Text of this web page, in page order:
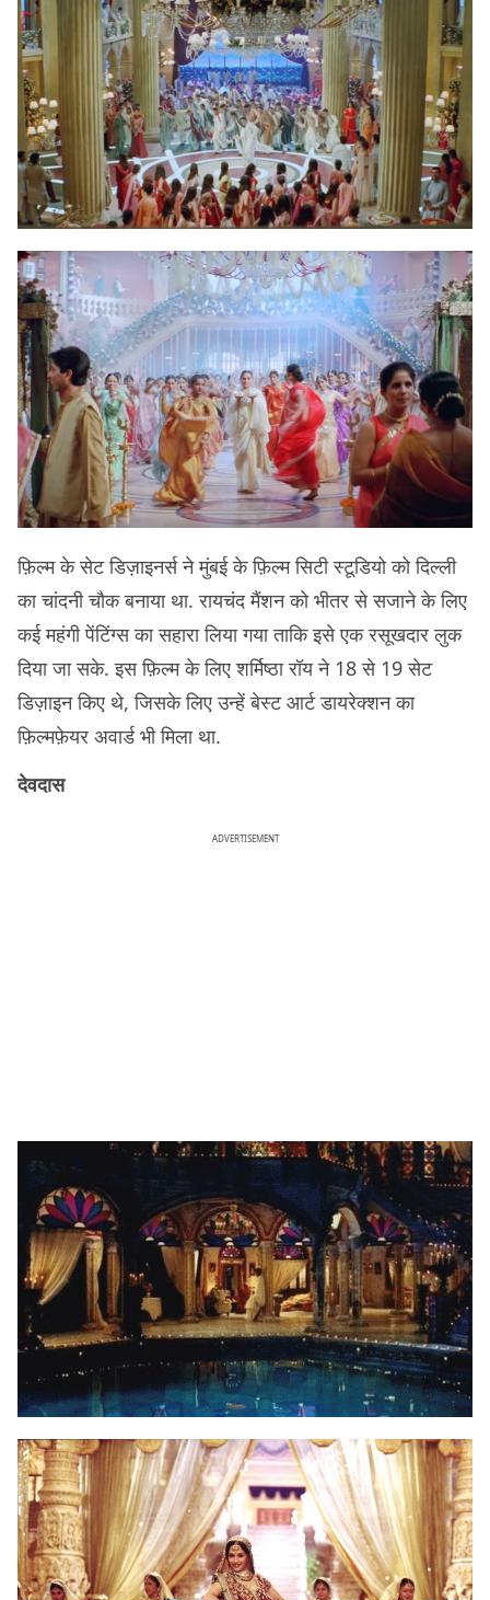
फ़िल्म के सेट डिज़ाइनर्स ने मुंबई के फ़िल्म सिटी स्टूडियो को दिल्ली
का चांदनी चौक बनाया था. रायचंद मैंशन को भीतर से सजाने के लिए
कई महंगी पेंटिंग्स का सहारा लिया गया ताकि इसे एक रसूखदार लुक
दिया जा सके. इस फ़िल्म के लिए शर्मिष्ठा रॉय ने 18 से 19 सेट
डिज़ाइन किए थे, जिसके लिए उन्हें बेस्ट आर्ट डायरेक्शन का
फ़िल्मफ़ेयर अवार्ड भी मिला था.
देवदास
ADVERTISEMENT